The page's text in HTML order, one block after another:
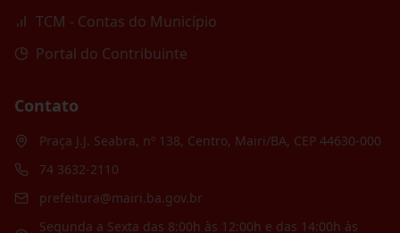
TCM - Contas do Município
Portal do Contribuinte
Contato
Praça J.J. Seabra, nº 138, Centro, Mairi/BA, CEP 44630-000
74 3632-2110
prefeitura@mairi.ba.gov.br
Segunda a Sexta das 8:00h às 12:00h e das 14:00h às